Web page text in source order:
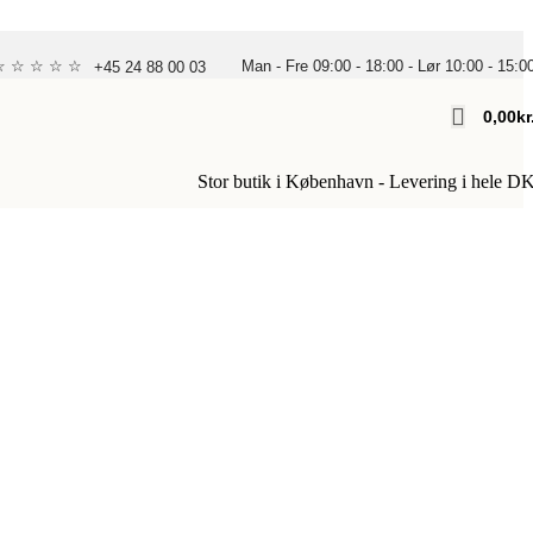
☆ ☆ ☆ ☆ +45 24 88 00 03 Man - Fre 09:00 - 18:00 - Lør 10:00 -
0,00
Stor butik i København - Levering i hele